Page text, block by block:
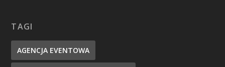
TAGI
AGENCJA EVENTOWA